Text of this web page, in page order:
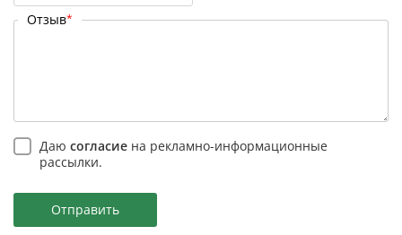
Отзыв*
Даю согласие на рекламно-информационные
рассылки.
Отправить